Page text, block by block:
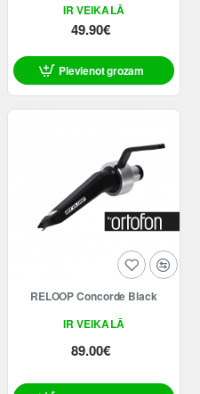
IR VEIKALĀ
49.90€
Pievienot grozam
IR VEIKALĀ
RELOOP Concorde Black
89.00€